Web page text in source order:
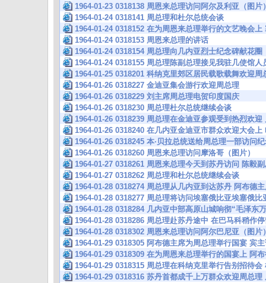
1964-01-23 0318138 周恩来总理访问阿尔及利亚（图片
1964-01-24 0318141 周总理和杜尔总统会谈
1964-01-24 0318152 在为周恩来总理举行的文艺晚会上
1964-01-24 0318153 周恩来总理的讲话
1964-01-24 0318154 周总理向几内亚烈士纪念碑献花圈
1964-01-24 0318155 周总理陈副总理接见我驻几使馆人
1964-01-25 0318201 科纳克里郊区居民载歌载舞欢迎
1964-01-26 0318227 金迪亚集会游行欢迎周总理
1964-01-26 0318229 刘主席周总理电贺印度国庆
1964-01-26 0318230 周总理杜尔总统继续会谈
1964-01-26 0318239 周总理在金迪亚参观受到热烈欢
1964-01-26 0318240 在几内亚金迪亚市群众欢迎大会上
1964-01-26 0318245 本·贝拉总统送给周总理一部访问
1964-01-26 0318260 周恩来总理访问摩洛哥（图片）
1964-01-27 0318261 周恩来总理今天到苏丹访问 陈毅
1964-01-27 0318262 周总理和杜尔总统继续会谈
1964-01-28 0318274 周总理从几内亚到达苏丹 阿布德
1964-01-28 0318277 周总理将访问埃塞俄比亚埃塞俄比
1964-01-28 0318284 几内亚中部高原山城响彻“毛泽东
1964-01-28 0318286 周总理赴苏丹途中 在巴马科稍作
1964-01-28 0318302 周恩来总理访问阿尔巴尼亚（图片
1964-01-29 0318305 阿布德主席为周总理举行国宴 宾
1964-01-29 0318309 在为周恩来总理举行的国宴上 阿
1964-01-29 0318315 周总理在科纳克里举行告别招待
1964-01-29 0318316 苏丹首都成千上万群众欢迎周总